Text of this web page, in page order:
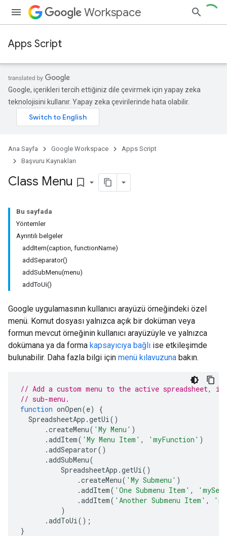
Workspace
Apps Script
Google, içerikleri tercih ettiğiniz dile çevirmek için yapay zeka
teknolojisini kullanır. Yapay zeka çevirilerinde hata olabilir.
Ana Sayfa Google Workspace
Apps Script
Başvuru Kaynakları
Class Menu bookmark_border
Bu sayfada
Yöntemler
Ayrıntılı belgeler
addItem(caption, functionName)
addSeparator()
addSubMenu(menu)
addToUi()
Google uygulamasının kullanıcı arayüzü örneğindeki özel
menü. Komut dosyası yalnızca açık bir doküman veya
formun mevcut örneğinin kullanıcı arayüzüyle ve yalnızca
dokümana ya da forma kapsayıcıya bağlı ise etkileşimde
bulunabilir. Daha fazla bilgi için menü kılavuzuna bakın.
// Add a custom menu to the active spreadsheet,
// sub-menu.
function onOpen(e)
{
SpreadsheetApp .getUi()
.createMenu( 'My Menu' )
.addItem( 'My Menu Item' , 'myFunction' )
.addSeparator()
.addSubMenu(
SpreadsheetApp .getUi()
.createMenu( 'My Submenu' )
.addItem( 'One Submenu Item' ,
.addItem( 'Another Submenu Item' ,
)
.addToUi();
}